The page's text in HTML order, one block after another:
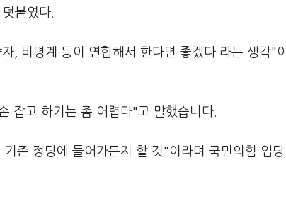
붙였다.
, 비명계 등이 연합해서 한다면 좋겠다 라는 생각"
잡고 하기는 좀 어렵다"고 말했습니다.
존 정당에 들어가든지 할 것"이라며 국민의힘 입